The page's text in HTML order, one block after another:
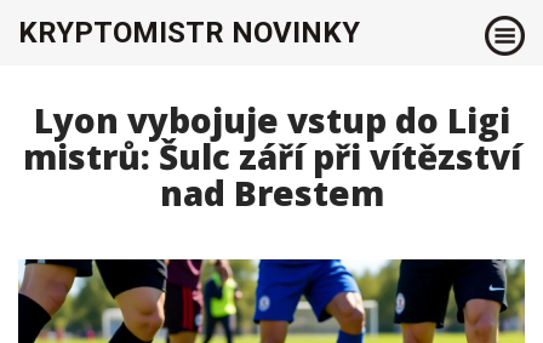
KRYPTOMISTR NOVINKY
Lyon vybojuje vstup do Ligi
mistrů: Šulc září při vítězství
nad Brestem